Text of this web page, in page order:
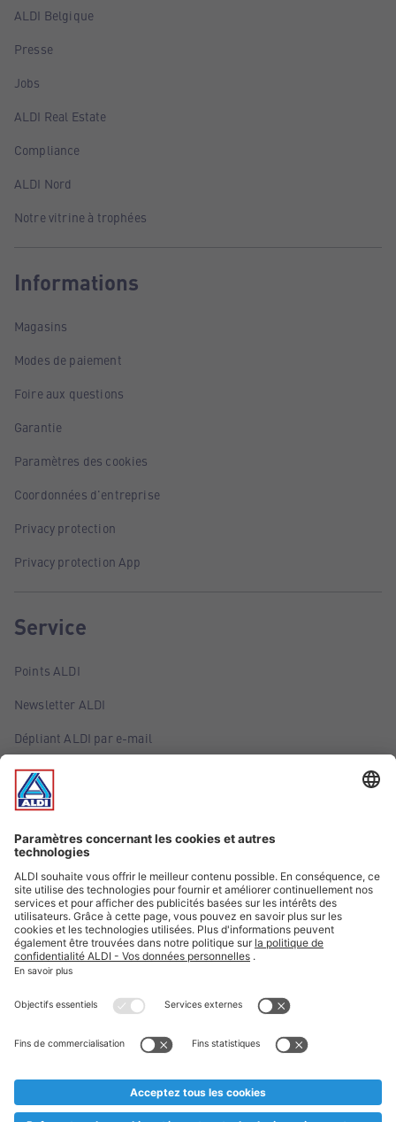
ALDI Belgique
Presse
Jobs
ALDI Real Estate
Compliance
ALDI Nord
Notre vitrine à trophées
Informations
Magasins
Modes de paiement
Foire aux questions
Garantie
Paramètres des cookies
Coordonnées d'entreprise
Privacy protection
Privacy protection App
Service
Points ALDI
Newsletter ALDI
Dépliant ALDI par e-mail
Offres
Infos essentielles
Suivez ALDI Belgique
Textes marqués d'un astérisque et mentions légales
* Nous vendons ces articles temporairement et jusqu'à
au cas où, malgré le planning bien étudié, nous serions
prématurément en rupture de stock. Prix Recupel et TVA incl.
** Sur ce site, l’utilisation de la forme masculine a été adoptée